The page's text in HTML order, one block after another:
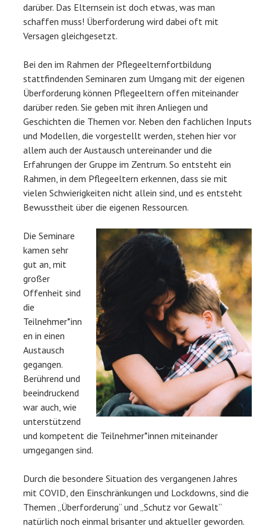
darüber. Das Elternsein ist doch etwas, was man
schaffen muss! Überforderung wird dabei oft mit
Versagen gleichgesetzt.
Bei den im Rahmen der Pflegeelternfortbildung
stattfindenden Seminaren zum Umgang mit der eigenen
Überforderung können Pflegeeltern offen miteinander
darüber reden. Sie geben mit ihren Anliegen und
Geschichten die Themen vor. Neben den fachlichen Inputs
und Modellen, die vorgestellt werden, stehen hier vor
allem auch der Austausch untereinander und die
Erfahrungen der Gruppe im Zentrum. So entsteht ein
Rahmen, in dem Pflegeeltern erkennen, dass sie mit
vielen Schwierigkeiten nicht allein sind, und es entsteht
Bewusstheit über die eigenen Ressourcen.
Die Seminare
kamen sehr
gut an, mit
großer
Offenheit sind
die
Teilnehmer*inn
en in einen
Austausch
gegangen.
Berührend und
beeindruckend
war auch, wie
unterstützend
und kompetent die Teilnehmer*innen miteinander
umgegangen sind.
Durch die besondere Situation des vergangenen Jahres
mit COVID, den Einschränkungen und Lockdowns, sind die
Themen „Überforderung“ und „Schutz vor Gewalt“
natürlich noch einmal brisanter und aktueller geworden.